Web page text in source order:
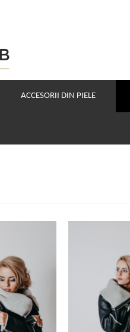
ACCESORII DIN PIELE